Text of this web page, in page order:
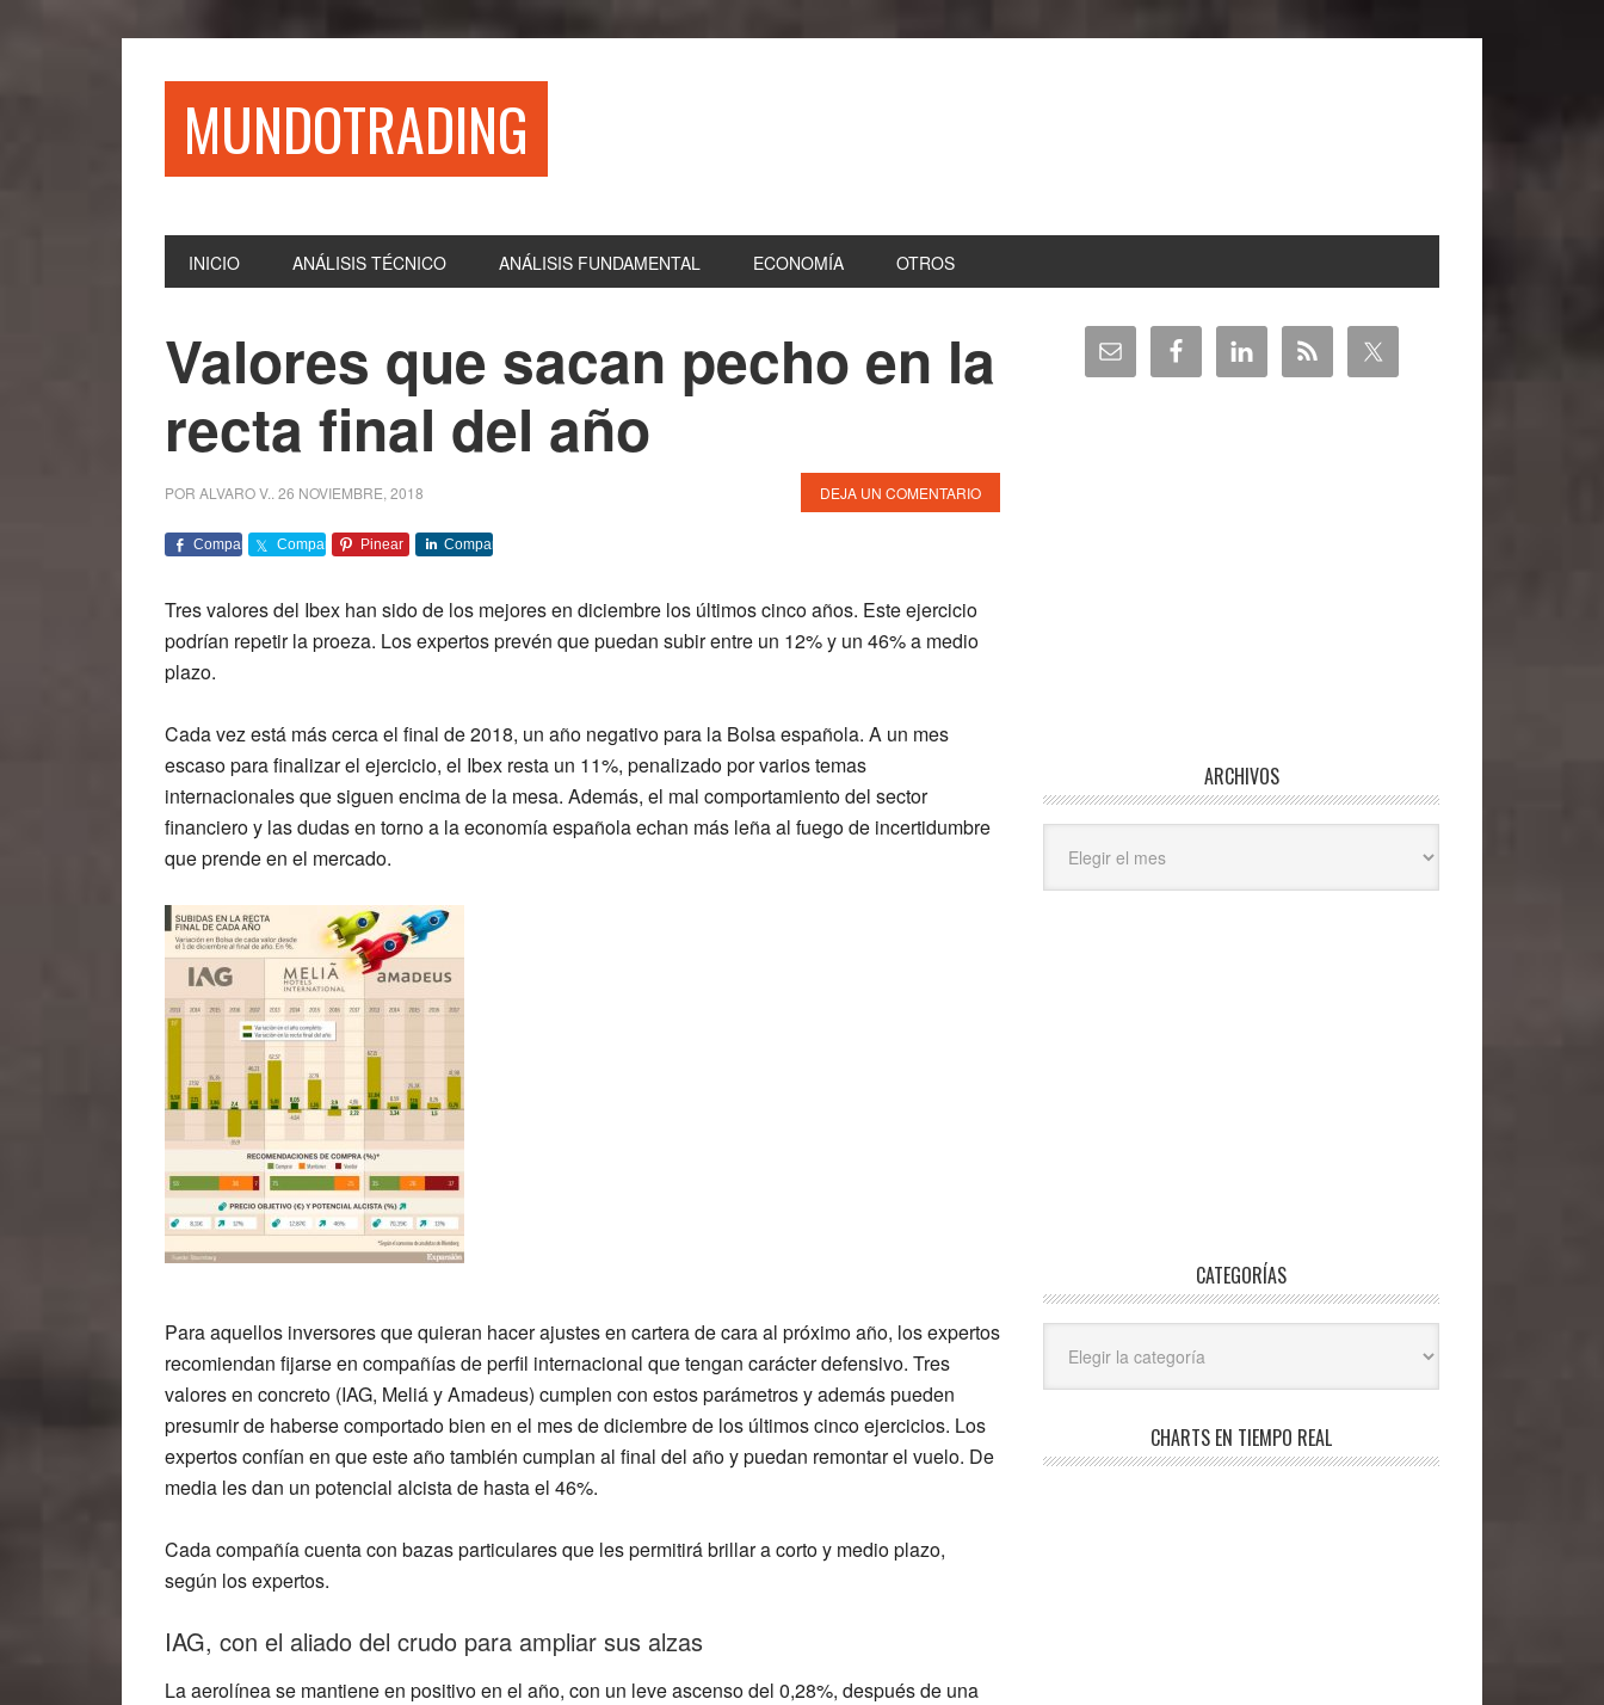
MUNDOTRADING
INICIO ANÁLISIS TÉCNICO ANÁLISIS FUNDAMENTAL ECONOMÍA OTROS
Valores que sacan pecho en la
recta final del año
POR ALVARO V. 26 NOVIEMBRE, 2018 DEJA UN COMENTARIO
Comparte Comparte Pinear Comparte
Tres valores del Ibex han sido de los mejores en diciembre los últimos cinco años. Este ejercicio
podrían repetir la proeza. Los expertos prevén que puedan subir entre un 12% y un 46% a medio
plazo.
Cada vez está más cerca el final de 2018, un año negativo para la Bolsa española. A un mes
escaso para finalizar el ejercicio, el Ibex resta un 11%, penalizado por varios temas
internacionales que siguen encima de la mesa. Además, el mal comportamiento del sector
financiero y las dudas en torno a la economía española echan más leña al fuego de incertidumbre
que prende en el mercado.
Para aquellos inversores que quieran hacer ajustes en cartera de cara al próximo año, los expertos
recomiendan fijarse en compañías de perfil internacional que tengan carácter defensivo. Tres
valores en concreto (IAG, Meliá y Amadeus) cumplen con estos parámetros y además pueden
presumir de haberse comportado bien en el mes de diciembrede los últimos cinco ejercicios. Los
expertos confían en queeste año también cumplan al final del año y puedan remontar el vuelo. De
media les dan un potencial alcista de hasta el 46%.
Cada compañía cuenta con bazas particulares que les permitirá brillar a corto y medio plazo,
según los expertos.
IAG, con el aliado del crudo para ampliar sus alzas
La aerolínea se mantieneen positivo en el año, con un leve ascenso del 0,28%, después de una
Barra
lateral
ARCHIVOS
CATEGORÍAS
CHARTS EN TIEMPO REAL